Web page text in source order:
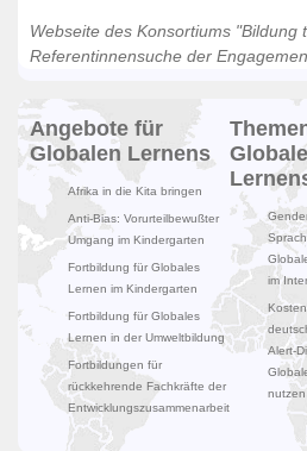
Webseite des Konsortiums "Bildung
Referentinnensuche der
Angebote für
Globalen Lernens
Afrika in die Kita bringen
Anti-Bias: Vorurteilbewußter
Umgang im Kindergarten
Fortbildung für Globales
Lernen im Kindergarten
Fortbildung für Globales
Lernen in der Umweltbildung
Fortbildungen für
rückkehrende Fachkräfte der
Entwicklungszusammenarbeit
im
Alert-
nutzen